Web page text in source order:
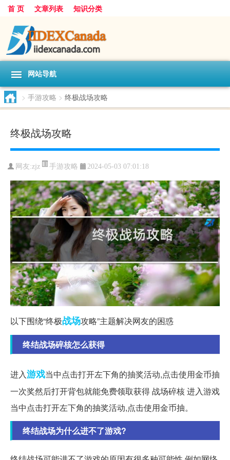
首 页 文章列表 知识分类
网站导航
> 手游攻略 > 终极战场攻略
终极战场攻略
网友:zjz 手游攻略 2024-05-03 07:01:18
以下围绕“终极战场攻略”主题解决网友的困惑
终结战场碎核怎么获得
进入游戏当中点击打开左下角的抽奖活动,点击使用金币抽
一次奖然后打开背包就能免费领取获得 战场碎核 进入游戏
当中点击打开左下角的抽奖活动,点击使用金币抽。
终结战场为什么进不了游戏?